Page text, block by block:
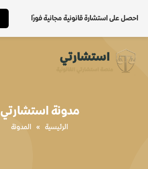
احصل على استشارة قانونية مجانية فورًا
مدونة استشارتي
الرئيسية » المدونة